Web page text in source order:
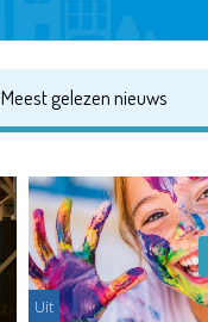
Meest gelezen nieuws
Uit